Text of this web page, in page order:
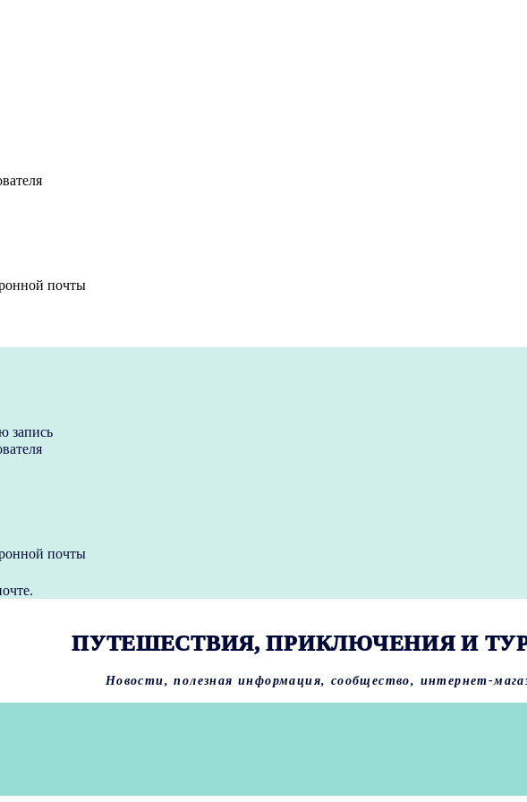
почты
запись
почты
ПУТЕШЕСТВИЯ, ПРИКЛЮЧЕНИЯ И
Новости, полезная информация, сообщество, интернет-